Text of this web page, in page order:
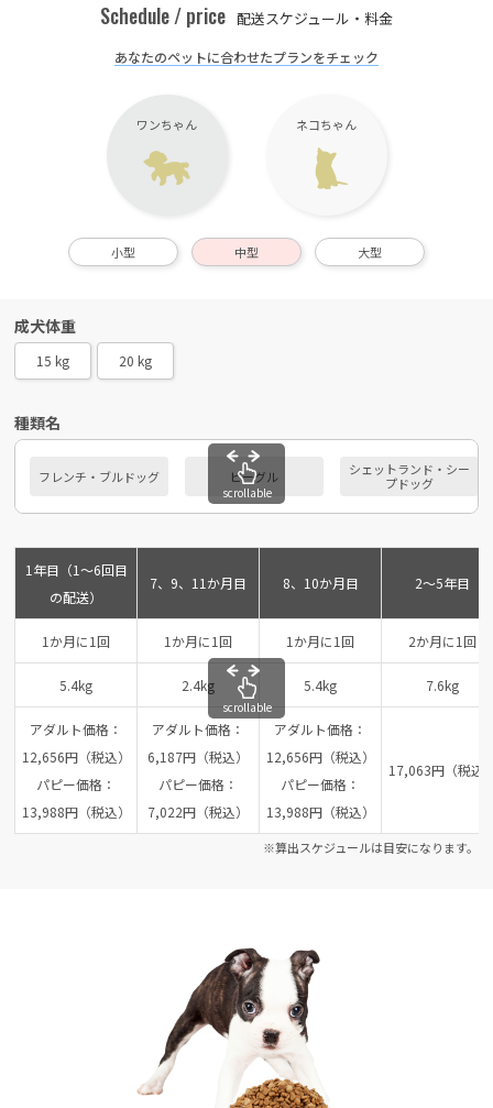
Schedule / price 配送スケジュール・料金
あなたのペットに合わせたプランをチェック
ワンちゃん ネコちゃん
小型 中型 大型
成犬体重
15 kg 20 kg
種類名
フレンチ・ブルドッグ ビーグル
シェットランド・シー
プドッグ
scrollable
1年目（1～6回目
の配送）
7、9、11か月目 8、10か月目 2～5年目
1か月に1回 1か月に1回 1か月に1回 2か月に1回
5.4kg 2.4kg 5.4kg 7.6kg
アダルト価格：
12,656円（税込）
パピー価格：
13,988円（税込）
アダルト価格：
6,187円（税込）
パピー価格：
7,022円（税込）
アダルト価格：
12,656円（税込）
パピー価格：
13,988円（税込）
17,063円（税込
scrollable
※算出スケジュールは目安になります。